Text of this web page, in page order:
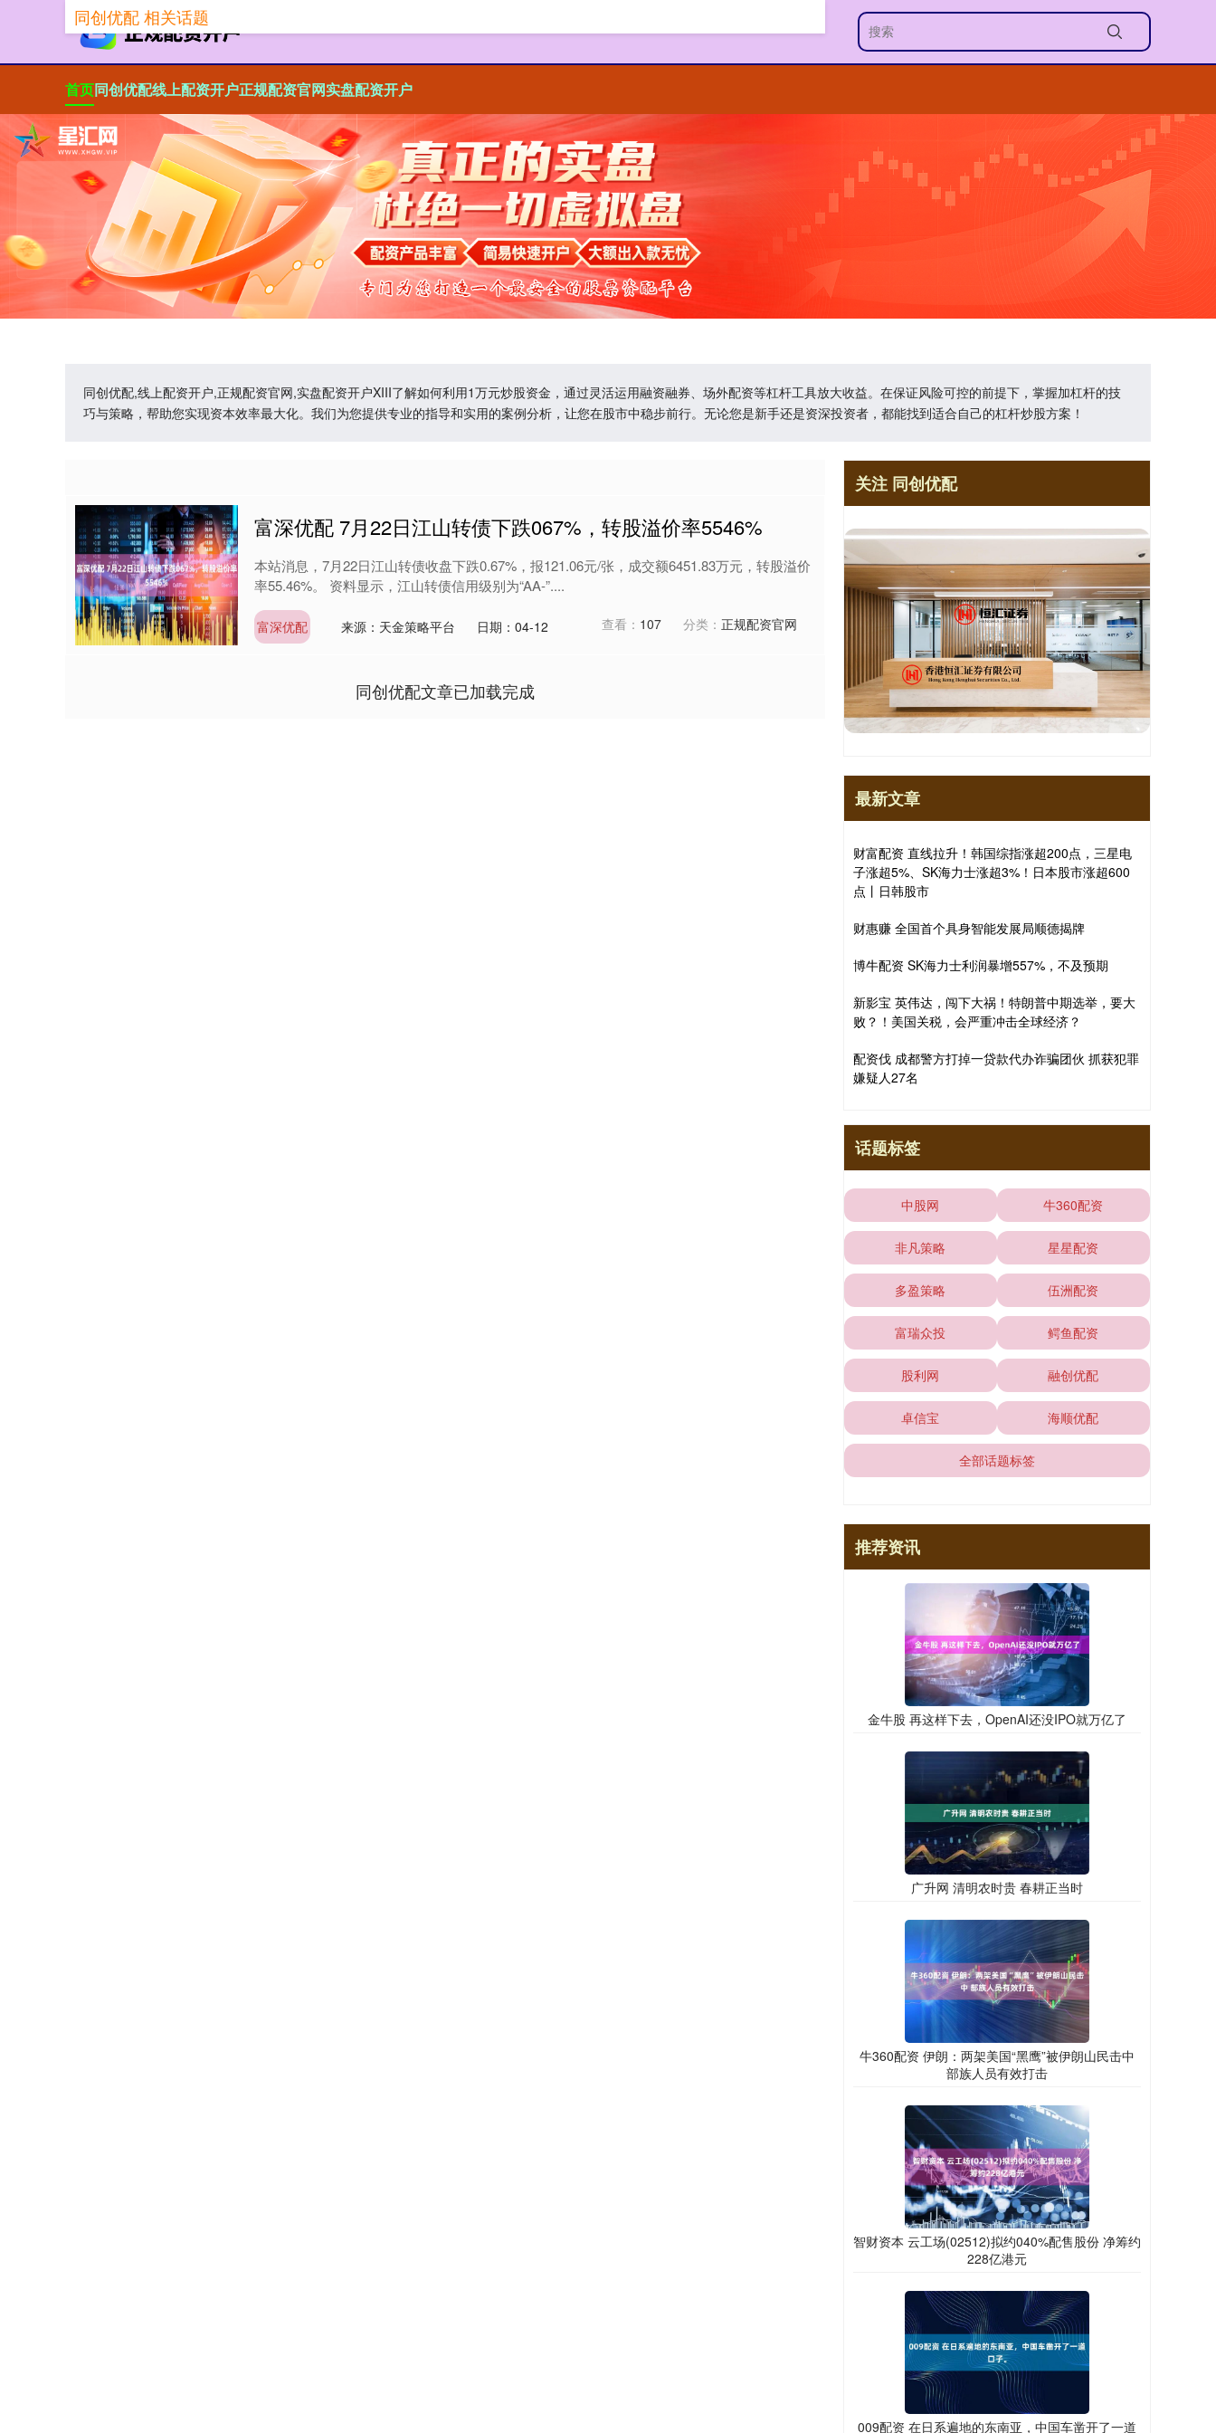
首页同创优配线上配资开户正规配资官网实盘配资开户
同创优配,线上配资开户,正规配资官网,实盘配资开户XIII‌了解如何利用1万元炒股资金，通过灵活运用融资融券、场外配资等杠杆工具放大收益。在保证风险可控的前提下，掌握加杠杆的技
巧与策略，帮助您实现资本效率最大化。我们为您提供专业的指导和实用的案例分析，让您在股市中稳步前行。无论您是新手还是资深投资者，都能找到适合自己的杠杆炒股方案！
同创优配 相关话题
富深优配 7月22日江山转债下跌067%，转股溢价率5546%
本站消息，7月22日江山转债收盘下跌0.67%，报121.06元/张，成交额6451.83万元，转股溢价
率55.46%。 资料显示，江山转债信用级别为“AA-”....
富深优配 来源：天金策略平台 日期：04-12 查看： 107 分类： 正规配资官网
同创优配文章已加载完成
关注 同创优配
最新文章
财富配资 直线拉升！韩国综指涨超200点，三星电
子涨超5%、SK海力士涨超3%！日本股市涨超600
点丨日韩股市
财惠赚 全国首个具身智能发展局顺德揭牌
博牛配资 SK海力士利润暴增557%，不及预期
新影宝 英伟达，闯下大祸！特朗普中期选举，要大
败？！美国关税，会严重冲击全球经济？
配资伐 成都警方打掉一贷款代办诈骗团伙 抓获犯罪
嫌疑人27名
话题标签
中股网 牛360配资
非凡策略 星星配资
多盈策略 伍洲配资
富瑞众投 鳄鱼配资
股利网 融创优配
卓信宝 海顺优配
全部话题标签
推荐资讯
金牛股 再这样下去，OpenAI还没IPO就万亿了
广升网 清明农时贵 春耕正当时
牛360配资 伊朗：两架美国“黑鹰”被伊朗山民击中
部族人员有效打击
智财资本 云工场(02512)拟约040%配售股份 净筹约
228亿港元
009配资 在日系遍地的东南亚，中国车凿开了一道